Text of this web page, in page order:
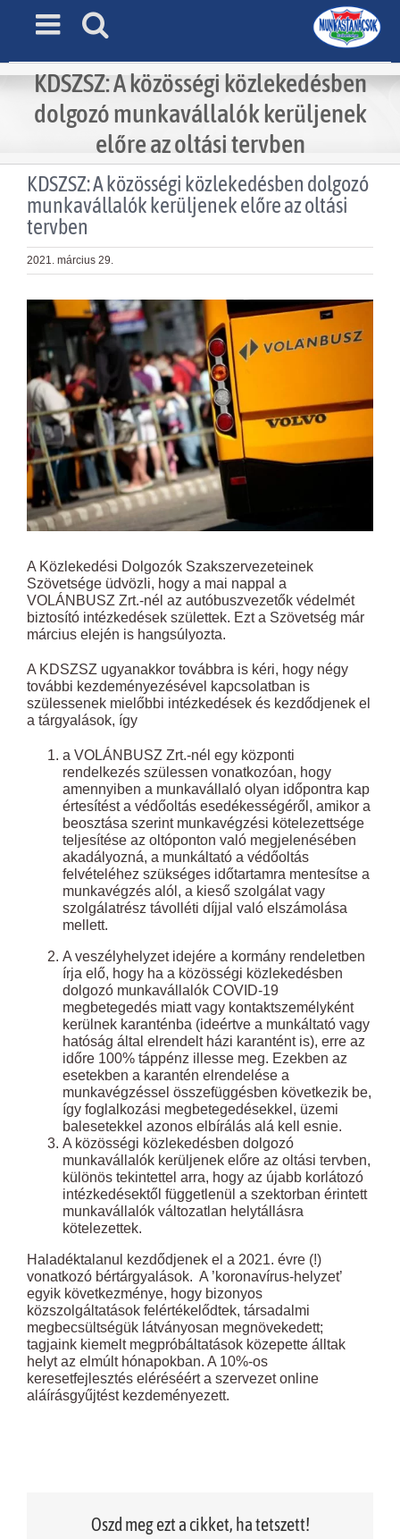
KDSZSZ: A közösségi közlekedésben
dolgozó munkavállalók kerüljenek
előre az oltási tervben
KDSZSZ: A közösségi közlekedésben dolgozó
munkavállalók kerüljenek előre az oltási
tervben
2021. március 29.
View
Larger
Image
A Közlekedési Dolgozók Szakszervezeteinek
Szövetsége üdvözli, hogy a mai nappal a
VOLÁNBUSZ Zrt.-nél az autóbuszvezetők védelmét
biztosító intézkedések születtek. Ezt a Szövetség már
március elején is hangsúlyozta.
A KDSZSZ ugyanakkor továbbra is kéri, hogy négy
további kezdeményezésével kapcsolatban is
szülessenek mielőbbi intézkedések és kezdődjenek el
a tárgyalások, így
a VOLÁNBUSZ Zrt.-nél egy központi
rendelkezés szülessen vonatkozóan, hogy
amennyiben a munkavállaló olyan időpontra kap
értesítést a védőoltás esedékességéről, amikor a
beosztása szerint munkavégzési kötelezettsége
teljesítése az oltóponton való megjelenésében
akadályozná, a munkáltató a védőoltás
felvételéhez szükséges időtartamra mentesítse a
munkavégzés alól, a kieső szolgálat vagy
szolgálatrész távolléti díjjal való elszámolása
mellett.
A veszélyhelyzet idejére a kormány rendeletben
írja elő, hogy ha a közösségi közlekedésben
dolgozó munkavállalók COVID-19
megbetegedés miatt vagy kontaktszemélyként
kerülnek karanténba (ideértve a munkáltató vagy
hatóság által elrendelt házi karantént is), erre az
időre 100% táppénz illesse meg. Ezekben az
esetekben a karantén elrendelése a
munkavégzéssel összefüggésben következik be,
így foglalkozási megbetegedésekkel, üzemi
balesetekkel azonos elbírálás alá kell esnie.
A közösségi közlekedésben dolgozó
munkavállalók kerüljenek előre az oltási tervben,
különös tekintettel arra, hogy az újabb korlátozó
intézkedésektől függetlenül a szektorban érintett
munkavállalók változatlan helytállásra
kötelezettek.
Haladéktalanul kezdődjenek el a 2021. évre (!)
vonatkozó bértárgyalások. A ’koronavírus-helyzet’
egyik következménye, hogy bizonyos
közszolgáltatások felértékelődtek, társadalmi
megbecsültségük látványosan megnövekedett;
tagjaink kiemelt megpróbáltatások közepette álltak
helyt az elmúlt hónapokban. A 10%-os
keresetfejlesztés eléréséért a szervezet online
aláírásgyűjtést kezdeményezett.
Oszd meg ezt a cikket, ha tetszett!